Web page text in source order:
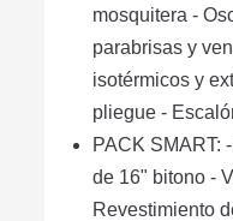
mosquitera -
parabrisas y
isotérmicos y
pliegue -
PACK SMART:
de 16" bitono -
Revestimiento